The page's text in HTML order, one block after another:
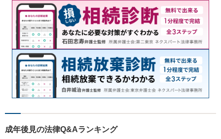
成年後見の法律Q&Aランキング